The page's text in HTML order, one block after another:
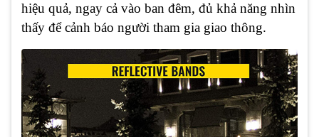
hiệu quả, ngay cả vào ban đêm, đủ khả năng nhìn
thấy để cảnh báo người tham gia giao thông.